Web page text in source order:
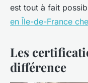
est tout à fait
en Île-de-France
Les
différence